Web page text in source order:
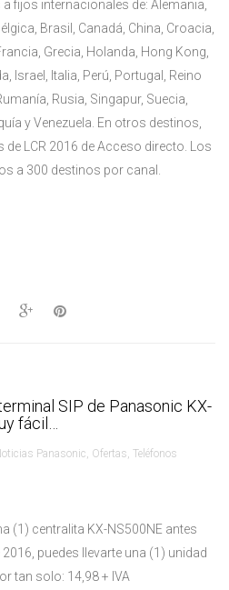
fijos internacionales de: Alemania,
Brasil, Canadá, China, Croacia,
Grecia, Holanda, Hong Kong,
Israel, Italia, Perú, Portugal, Reino
Rusia, Singapur, Suecia,
y Venezuela. En otros destinos,
de LCR 2016 de Acceso directo. Los
a 300 destinos por canal.
SIP de Panasonic KX-
fácil…
Panasonic Ofertas Teléfonos
(1) centralita KX-NS500NE antes
2016, puedes llevarte una (1) unidad
tan solo: 14,98 + IVA